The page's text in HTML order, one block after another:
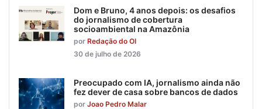
Dom e Bruno, 4 anos depois: os desafios
do jornalismo de cobertura
socioambiental na Amazônia
por Redação do OI
30 de julho de 2026
Preocupado com IA, jornalismo ainda não
fez dever de casa sobre bancos de dados
por Joao Pedro Malar